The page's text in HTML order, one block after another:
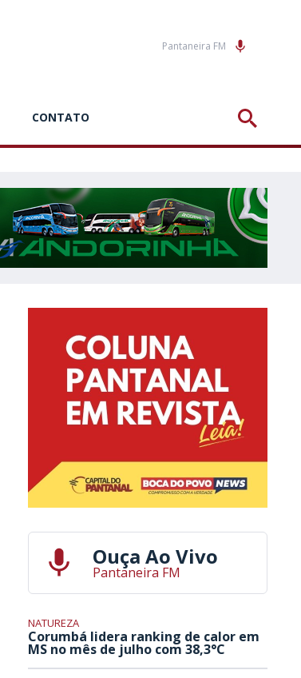
Pantaneira FM
CONTATO
Ouça Ao Vivo
Pantaneira FM
NATUREZA
Corumbá lidera ranking de calor em
MS no mês de julho com 38,3°C